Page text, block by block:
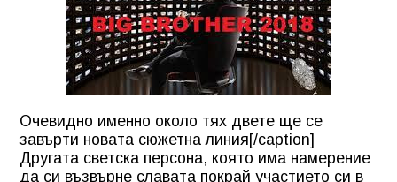
Очевидно именно около тях двете ще се
завърти новата сюжетна линия[/caption]
Другата светска персона, която има намерение
да си възвърне славата покрай участието си в